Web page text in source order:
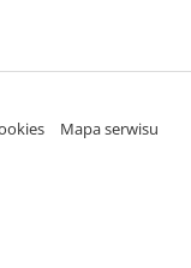
Mapa serwisu